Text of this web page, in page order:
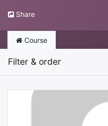
Share
Course
Filter & order